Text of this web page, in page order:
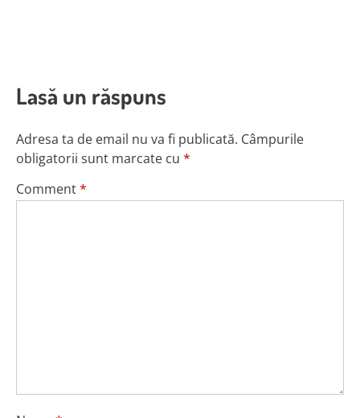
Lasă un răspuns
Adresa ta de email nu va fi publicată. Câmpurile
obligatorii sunt marcate cu *
Comment*